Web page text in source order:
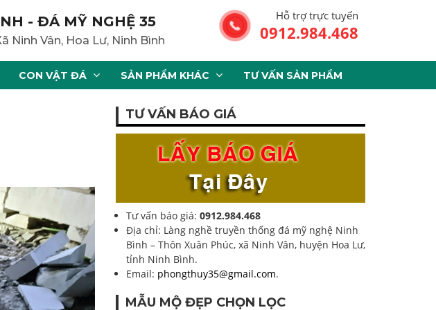
- ĐÁ MỸ NGHỆ 35
Ninh Vân, Hoa Lư, Ninh Bình
Hỗ trợ trực tuyến
0912.984.468
CON VẬT ĐÁ SẢN PHẨM KHÁC TƯ VẤN SẢN PHẨM
TƯ VẤN BÁO GIÁ
Tư vấn báo giá: 0912.984.468
Địa chỉ: Làng nghề truyền thống đá mỹ nghệ Ninh
Bình – Thôn Xuân Phúc, xã Ninh Vân, huyện Hoa Lư,
tỉnh Ninh Bình.
Email: phongthuy35@gmail.com.
MẪU MỘ ĐẸP CHỌN LỌC